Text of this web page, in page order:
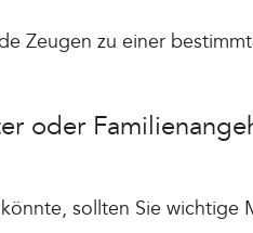
Zeugen zu einer
oder
sollten Sie wichtige